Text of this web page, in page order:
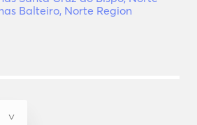
Balteiro, Norte Region